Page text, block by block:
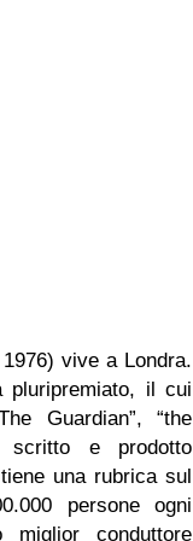
vive a Londra.
pluripremiato, il cui
Guardian”, “the
scritto e prodotto
una rubrica sul
persone ogni
conduttore